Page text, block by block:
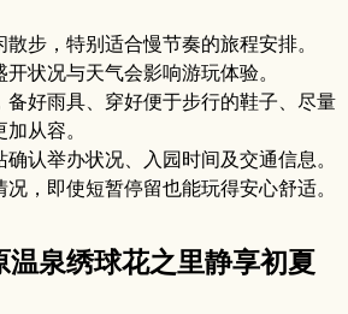
步，特别适合慢节奏的旅程安排。
状况与天气会影响游玩体验。
备好雨具、穿好便于步行的鞋子、尽量
从容。
认举办状况、入园时间及交通信息。
，即使短暂停留也能玩得安心舒适。
温泉绣球花之里静享初夏